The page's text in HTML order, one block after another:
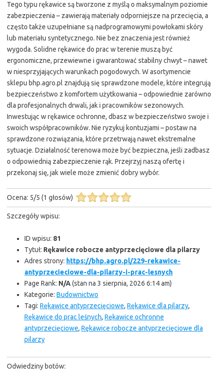
Tego typu rękawice są tworzone z myślą o maksymalnym poziomie
zabezpieczenia – zawierają materiały odporniejsze na przecięcia, a
często także uzupełniane są nadprogramowymi powłokami skóry
lub materiału syntetycznego. Nie bez znaczenia jest również
wygoda. Solidne rękawice do prac w terenie muszą być
ergonomiczne, przewiewne i gwarantować stabilny chwyt – nawet
w niesprzyjających warunkach pogodowych. W asortymencie
sklepu bhp.agro.pl znajdują się sprawdzone modele, które integrują
bezpieczeństwo z komfortem użytkowania – odpowiednie zarówno
dla profesjonalnych drwali, jak i pracowników sezonowych.
Inwestując w rękawice ochronne, dbasz w bezpieczeństwo swoje i
swoich współpracowników. Nie ryzykuj kontuzjami – postaw na
sprawdzone rozwiązania, które przetrwają nawet ekstremalne
sytuacje. Działalność terenowa może być bezpieczna, jeśli zadbasz
o odpowiednią zabezpieczenie rąk. Przejrzyj naszą ofertę i
przekonaj się, jak wiele może zmienić dobry wybór.
Ocena: 5/5 (1 głosów)
Szczegóły wpisu:
ID wpisu: 81
Tytuł: Rękawice robocze antyprzecięciowe dla pilarzy
Adres strony: https://bhp.agro.pl/229-rekawice-
antyprzecieciowe-dla-pilarzy-i-prac-lesnych
Page Rank: N/A(stan na 3 sierpnia, 2026 6:14 am)
Kategorie: Budownictwo
Tagi: Rękawice antyprzecięciowe, Rękawice dla pilarzy,
Rękawice do prac leśnych, Rękawice ochronne
antyprzecięciowe, Rękawice robocze antyprzecięciowe dla
pilarzy
Odwiedziny botów: